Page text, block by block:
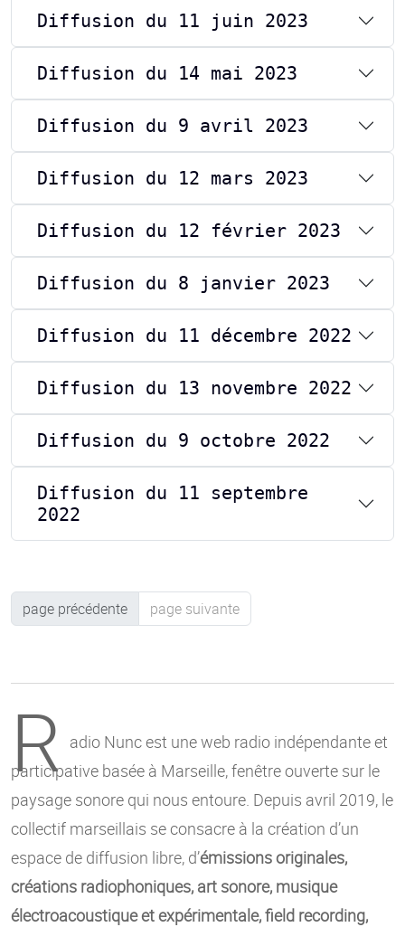
Diffusion du 11 juin 2023
Diffusion du 14 mai 2023
Diffusion du 9 avril 2023
Diffusion du 12 mars 2023
Diffusion du 12 février 2023
Diffusion du 8 janvier 2023
Diffusion du 11 décembre 2022
Diffusion du 13 novembre 2022
Diffusion du 9 octobre 2022
Diffusion du 11 septembre
2022
page précédente page suivante
R adio Nunc est une web radio indépendante et
participative basée à Marseille, fenêtre ouverte sur le
paysage sonore qui nous entoure. Depuis avril 2019, le
collectif marseillais se consacre à la création d’un
espace de diffusion libre, d’émissions originales,
créations radiophoniques, art sonore, musique
électroacoustique et expérimentale, field recording,